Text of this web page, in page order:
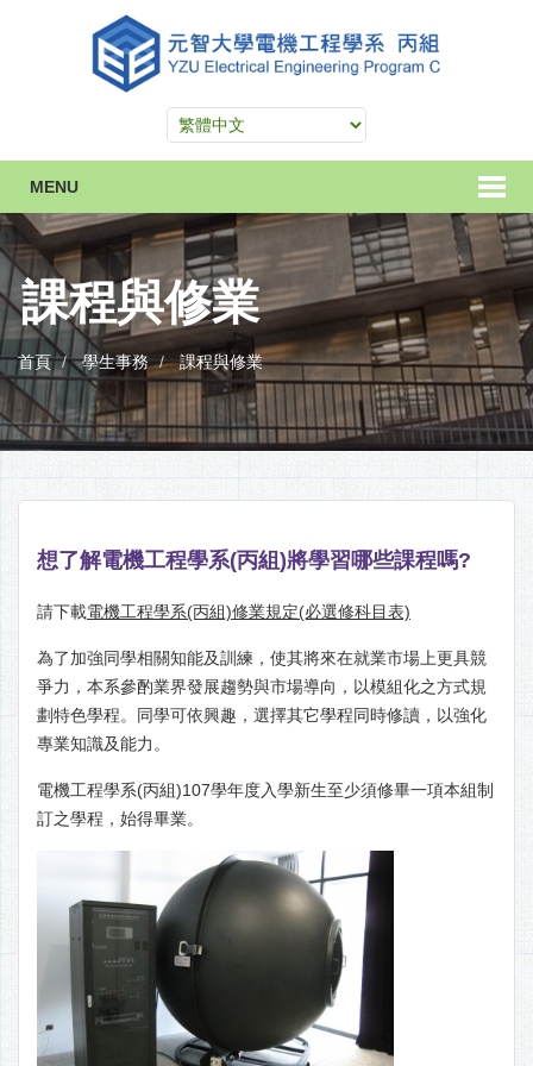
MENU
課程與修業
首頁 學生事務 課程與修業
想了解電機工程學系(丙組)將學習哪些課程嗎?
請下載電機工程學系(丙組)修業規定(必選修科目表)
為了加強同學相關知能及訓練，使其將來在就業市場上更具競
爭力，本系參酌業界發展趨勢與市場導向，以模組化之方式規
劃特色學程。同學可依興趣，選擇其它學程同時修讀，以強化
專業知識及能力。
電機工程學系(丙組)107學年度入學新生至少須修畢一項本組制
訂之學程，始得畢業。